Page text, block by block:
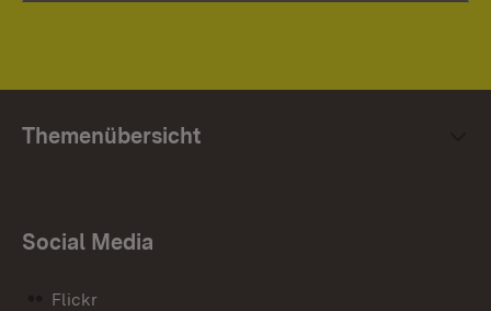
Themenübersicht
Social Media
Flickr